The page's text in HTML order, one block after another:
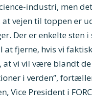
industri, men
vejen til toppen er
Der er enkelte sten i
at fjerne, hvis vi
at vi vil være blandt
i verden”,
Vice President i